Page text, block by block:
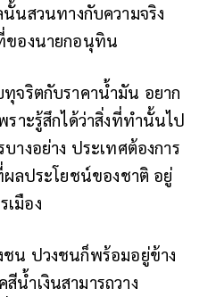
นั้นสวนทางกับความจริง
ของนายกอนุทิน
ทุจริตกับราคาน้ำมัน อยาก
ราะรู้สึกได้ว่าสิ่งที่ทำนั้นไป
างอย่าง ประเทศต้องการ
ผลประโยชน์ของชาติ อยู่
เมือง
น ปวงชนก็พร้อมอยู่ข้าง
น้ำเงินสามารถวาง